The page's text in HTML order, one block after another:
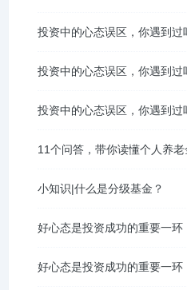
投资中的心态误区，你遇到过
投资中的心态误区，你遇到过
投资中的心态误区，你遇到过
11个问答，带你读懂个人养
小知识|什么是分级基金？
好心态是投资成功的重要一环
好心态是投资成功的重要一环